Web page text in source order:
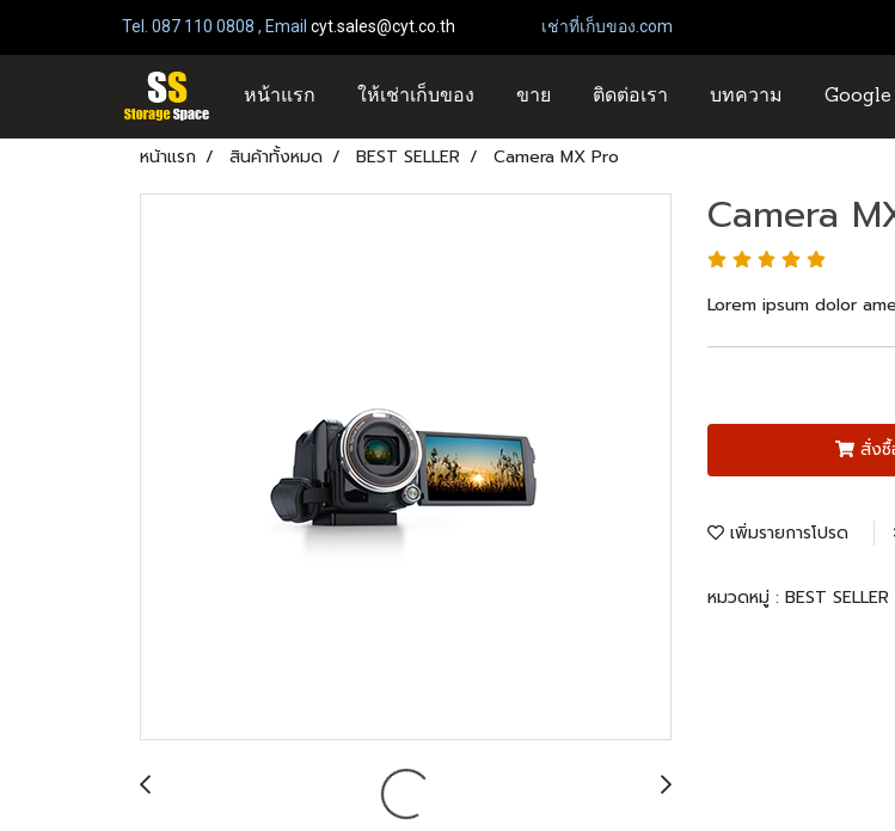
Tel. 087 110 0808 , Email cyt.sales@cyt.co.th เช่าที่เก็บของ.com
หน้าแรก ให้เช่าเก็บของ ขาย ติดต่อเรา บทความ
หน้าแรก สินค้าทั้งหมด BEST SELLER Camera MX Pro
Camera
Lorem ipsum dolor
สั่ง
เพิ่มรายการโปรด
หมวดหมู่ : BEST SELLER